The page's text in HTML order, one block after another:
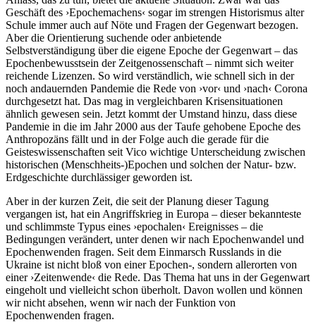
Geschäft des ›Epochemachens‹ sogar im strengen Historismus alter
Schule immer auch auf Nöte und Fragen der Gegenwart bezogen.
Aber die Orientierung suchende oder anbietende
Selbstverständigung über die eigene Epoche der Gegenwart – das
Epochenbewusstsein der Zeitgenossenschaft – nimmt sich weiter
reichende Lizenzen. So wird verständlich, wie schnell sich in der
noch andauernden Pandemie die Rede von ›vor‹ und ›nach‹ Corona
durchgesetzt hat. Das mag in vergleichbaren Krisensituationen
ähnlich gewesen sein. Jetzt kommt der Umstand hinzu, dass diese
Pandemie in die im Jahr 2000 aus der Taufe gehobene Epoche des
Anthropozäns fällt und in der Folge auch die gerade für die
Geisteswissenschaften seit Vico wichtige Unterscheidung zwischen
historischen (Menschheits-)Epochen und solchen der Natur- bzw.
Erdgeschichte durchlässiger geworden ist.
Aber in der kurzen Zeit, die seit der Planung dieser Tagung
vergangen ist, hat ein Angriffskrieg in Europa – dieser bekannteste
und schlimmste Typus eines ›epochalen‹ Ereignisses – die
Bedingungen verändert, unter denen wir nach Epochenwandel und
Epochenwenden fragen. Seit dem Einmarsch Russlands in die
Ukraine ist nicht bloß von einer Epochen-, sondern allerorten von
einer ›Zeitenwende‹ die Rede. Das Thema hat uns in der Gegenwart
eingeholt und vielleicht schon überholt. Davon wollen und können
wir nicht absehen, wenn wir nach der Funktion von
Epochenwenden fragen.